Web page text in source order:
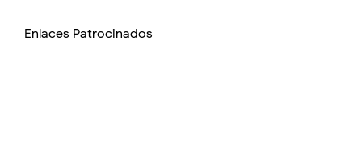
Enlaces Patrocinados